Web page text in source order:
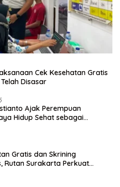
Cek Kesehatan Gratis
Disasar
Ajak Perempuan
Hidup Sehat sebagai
Gratis dan Skrining
Rutan Surakarta Perkuat